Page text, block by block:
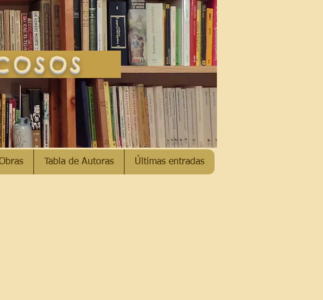
Tabla de Autoras Últimas entradas